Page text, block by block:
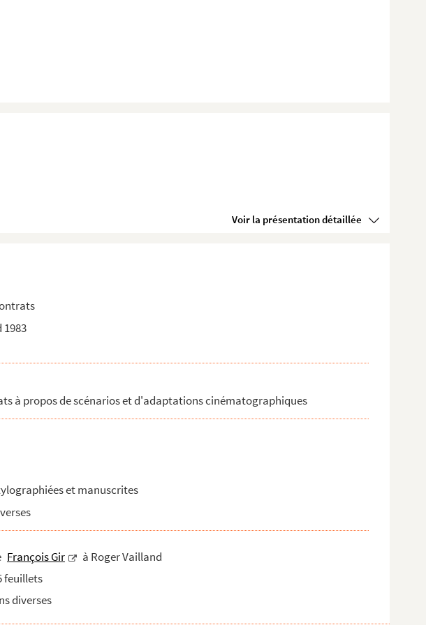
Voir la présentation détaillée
1983
à propos de scénarios et d'adaptations cinématographiques
et manuscrites
François Gir
à Roger Vailland
feuillets
diverses